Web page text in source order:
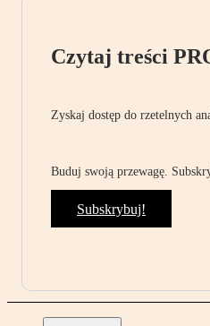
Czytaj treści
Zyskaj dostęp do rzetelnych
Buduj swoją przewagę.
Subskrybuj!